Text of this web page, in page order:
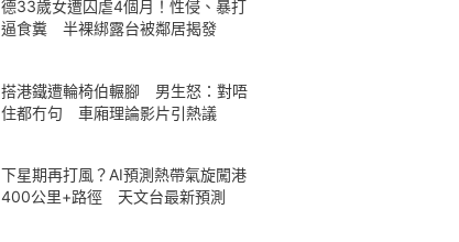
德33歲女遭囚虐4個月！性侵、暴打
逼食糞 半裸綁露台被鄰居揭發
搭港鐵遭輪椅伯輾腳 男生怒：對唔
住都冇句 車廂理論影片引熱議
下星期再打風？AI預測熱帶氣旋闖港
400公里+路徑 天文台最新預測